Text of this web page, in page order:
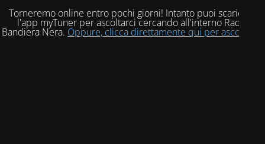
Torneremo online entro pochi giorni! Intanto puoi scaricare
l'app myTuner per ascoltarci cercando all'interno Radio
Bandiera Nera. Oppure, clicca direttamente qui per ascoltarci!